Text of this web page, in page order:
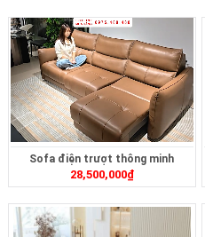
Sofa điện trượt thông minh
ZT2628
28,500,000₫